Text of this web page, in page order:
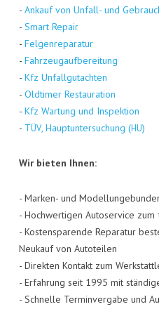
- Ankauf von Unfall- und
- Smart Repair
- Fel­gen­re­pa­ra­tur
- Fahr­zeug­auf­be­rei­tung
- Kfz Unfall­gut­ach­ten
- Old­ti­mer Restau­ra­ti­on
- Kfz War­tung und Inspek­ti­on
- TÜV, Haupt­un­ter­su­chung (HU)
Wir bie­ten Ihnen:
- Mar­ken- und
- Hoch­wer­ti­gen Auto­ser­vice zum
- Kos­ten­spa­ren­de Repa­ra­tur
Neu­kauf von Auto­tei­len
- Direk­ten Kon­takt zum
- Erfah­rung seit 1995 mit
- Schnel­le Ter­min­ver­ga­be und